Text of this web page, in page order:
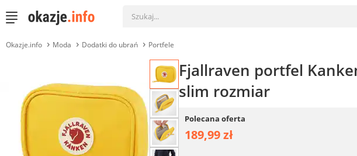
Okazje.info Moda Dodatki do ubrań Portfele
Fjallraven portfel
slim rozmiar
Polecana oferta
189,99 zł